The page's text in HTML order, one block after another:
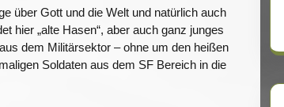
über Gott und die Welt und natürlich auch
hier „alte Hasen“, aber auch ganz junges
dem Militärsektor – ohne um den heißen
Soldaten aus dem SF Bereich in die